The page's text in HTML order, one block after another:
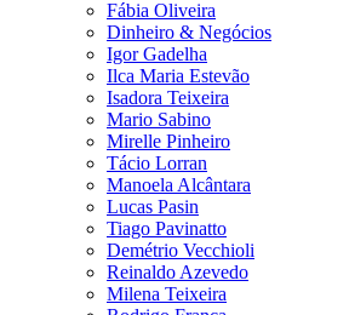
Fábia Oliveira
Dinheiro & Negócios
Igor Gadelha
Ilca Maria Estevão
Isadora Teixeira
Mario Sabino
Mirelle Pinheiro
Tácio Lorran
Manoela Alcântara
Lucas Pasin
Tiago Pavinatto
Demétrio Vecchioli
Reinaldo Azevedo
Milena Teixeira